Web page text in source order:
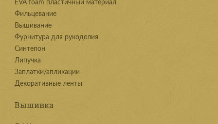
EVA foam пластичный материал
Фильцевание
Вышивание
Фурнитура для рукоделия
Синтепон
Липучка
Заплатки/апликации
Декоративные ленты
Вышивка